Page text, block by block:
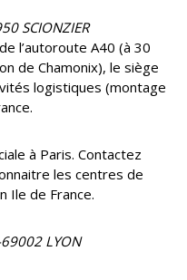
SCIONZIER
l’autoroute A40 (à 30
de Chamonix), le siège
logistiques (montage
à Paris. Contactez
les centres de
Ile de France.
LYON